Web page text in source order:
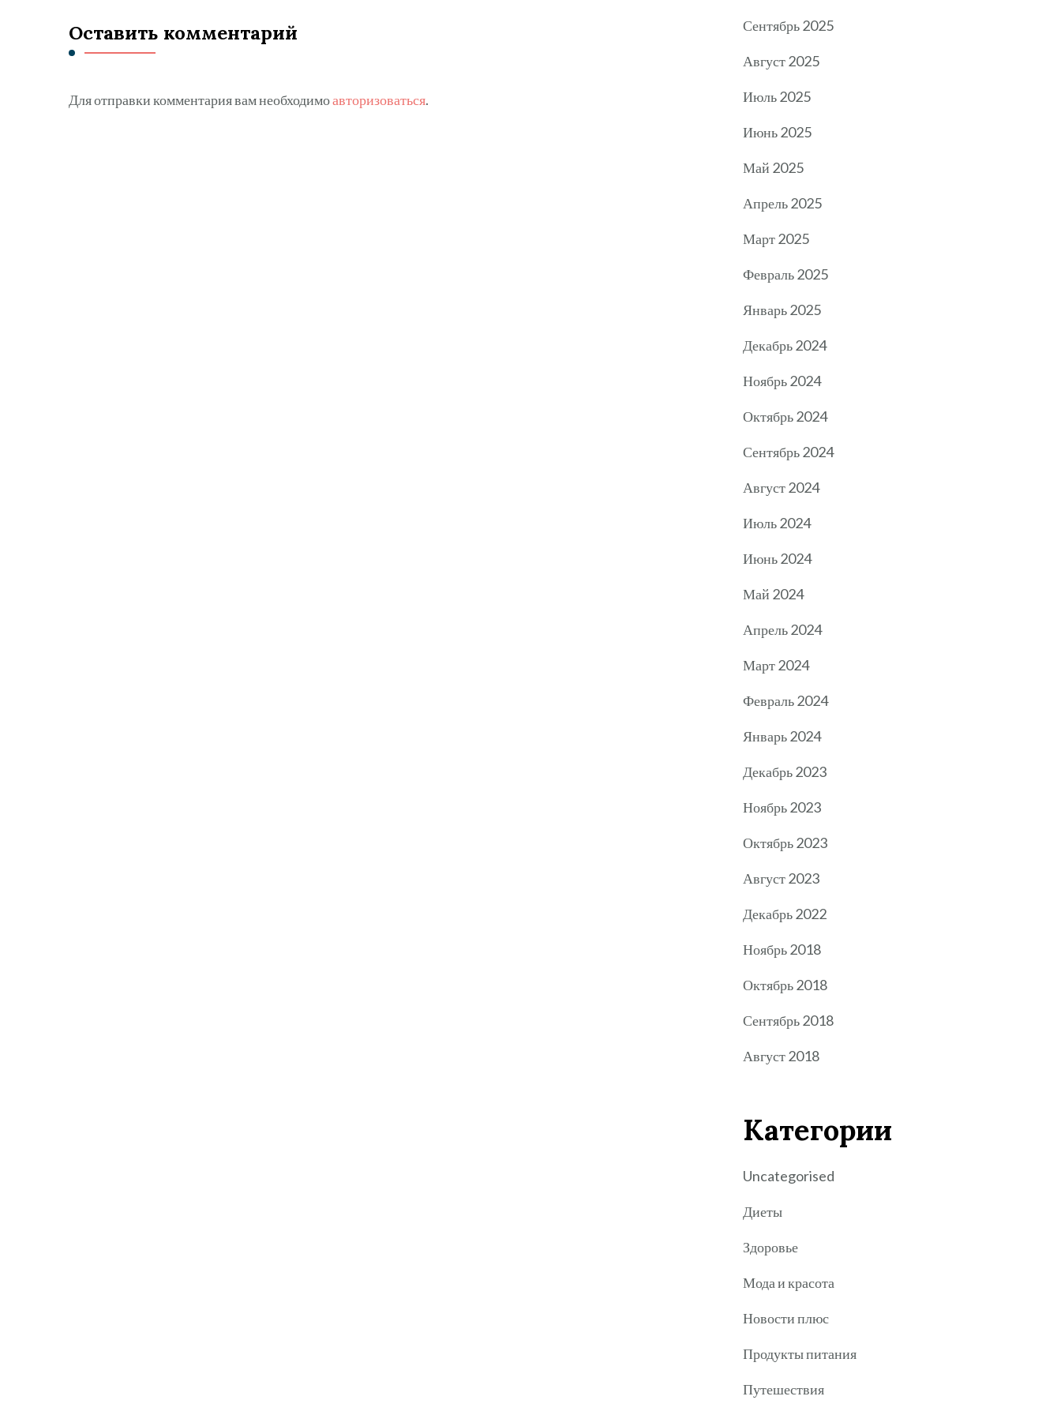
Оставить комментарий
Для отправки комментария вам необходимоавторизоваться.
Сентябрь 2025
Август 2025
Июль 2025
Июнь 2025
Май 2025
Апрель 2025
Март 2025
Февраль 2025
Январь 2025
Декабрь 2024
Ноябрь 2024
Октябрь 2024
Сентябрь 2024
Август 2024
Июль 2024
Июнь 2024
Май 2024
Апрель 2024
Март 2024
Февраль 2024
Январь 2024
Декабрь 2023
Ноябрь 2023
Октябрь 2023
Август 2023
Декабрь 2022
Ноябрь 2018
Октябрь 2018
Сентябрь 2018
Август 2018
Категории
Uncategorised
Диеты
Здоровье
Мода и красота
Новости плюс
Продукты питания
Путешествия